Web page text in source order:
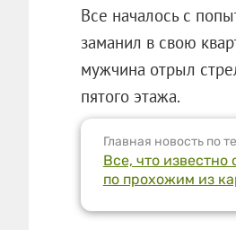
Все началось с
заманил в свою
мужчина отрыл
пятого этажа.
Главная новость по
Все, что
по прохожим из